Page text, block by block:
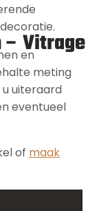
– Vitrage
en
meting
uiteraard
eventueel
of maak